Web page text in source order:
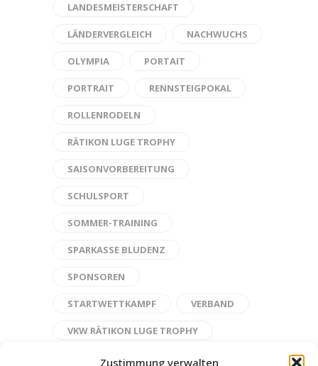
Zustimmung verwalten
LANDESMEISTERSCHAFT
LÄNDERVERGLEICH NACHWUCHS
OLYMPIA PORTAIT
PORTRAIT RENNSTEIGPOKAL
ROLLENRODELN
RÄTIKON LUGE TROPHY
SAISONVORBEREITUNG
SCHULSPORT
SOMMER-TRAINING
SPARKASSE BLUDENZ
SPONSOREN
STARTWETTKAMPF VERBAND
VKW RÄTIKON LUGE TROPHY
WELT-JUGEND-CHALLENGE